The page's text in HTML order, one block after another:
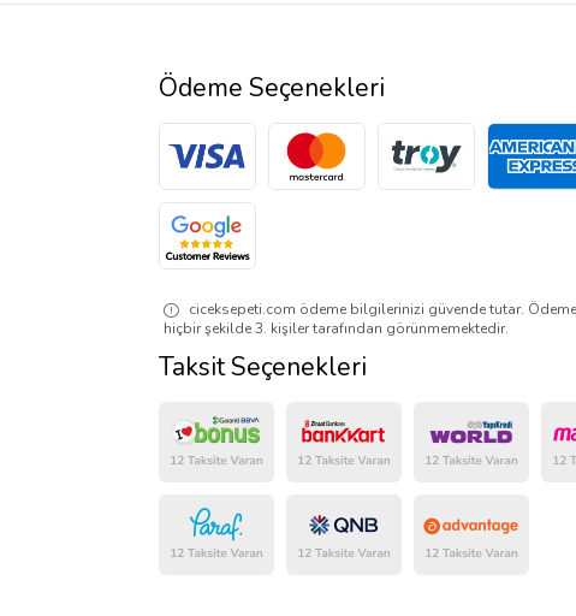
Ödeme Seçenekleri
ciceksepeti.com ödeme bilgilerinizi güvende tutar.
hiçbir şekilde 3. kişiler tarafından görünmemektedir.
Taksit Seçenekleri